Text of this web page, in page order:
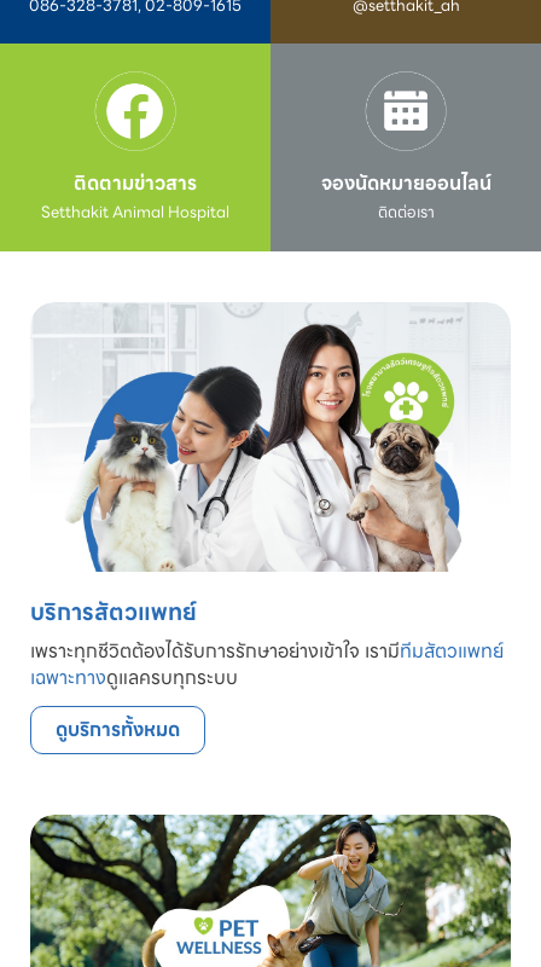
086-328-3781, 02-809-1615 @setthakit_ah
ติดตามข่าวสาร
Setthakit Animal Hospital
จองนัดหมายออนไลน์
ติดต่อเรา
บริการสัตวแพทย์
เพราะทุกชีวิตต้องได้รับการรักษาอย่างเข้าใจ เรามีทีมสัตวแพทย์
เฉพาะทางดูแลครบทุกระบบ
ดูบริการทั้งหมด